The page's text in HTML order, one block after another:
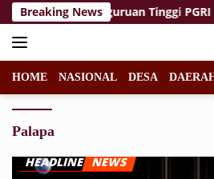
Langsung
ke
konten
Breaking News
Antarperguruan Tinggi PGRI Se-
HOME NASIONAL DESA
Palapa